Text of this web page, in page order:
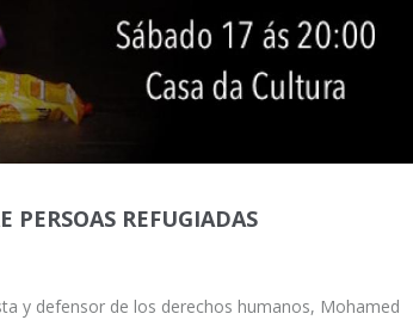
PERSOAS REFUGIADAS
y defensor de los derechos humanos, Mohamed